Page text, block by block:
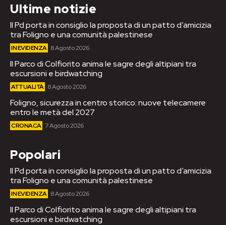
Ultime notizie
Il Pd porta in consiglio la proposta di un patto d’amicizia
tra Foligno e una comunità palestinese
IN EVIDENZA 8 Agosto 2026
Il Parco di Colfiorito anima le sagre degli altipiani tra
escursioni e birdwatching
ATTUALITÀ 8 Agosto 2026
Foligno, sicurezza in centro storico: nuove telecamere
entro le metà del 2027
CRONACA 7 Agosto 2026
Popolari
Il Pd porta in consiglio la proposta di un patto d’amicizia
tra Foligno e una comunità palestinese
IN EVIDENZA 8 Agosto 2026
Il Parco di Colfiorito anima le sagre degli altipiani tra
escursioni e birdwatching